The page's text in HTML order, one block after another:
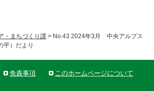
・まちづくり課 > No.43 2024年3月 中央アルプス
平）だより
免責事項 このホームページについて